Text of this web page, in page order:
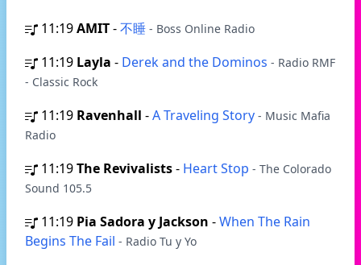
11:19AMIT-不睡 - Boss Online Radio
11:19 Layla - Derek and the Dominos - Radio RMF
- Classic Rock
11:19 Ravenhall -A Traveling Story - Music Mafia
Radio
11:19The Revivalists- Heart Stop - The Colorado
Sound 105.5
11:19 Pia Sadora y Jackson -When The Rain
Begins The Fail - Radio Tu y Yo